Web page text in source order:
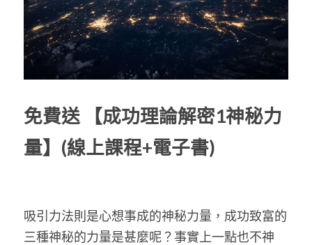
免費送
【成功理論解密1神秘力
量】(線上課程+電子書)
吸引力法則是心想事成的神秘力量，成功致富的
三種神秘的力量是甚麼呢？事實上一點也不神